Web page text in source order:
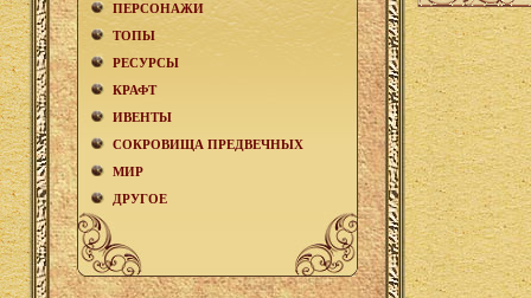
ПЕРСОНАЖИ
ТОПЫ
РЕСУРСЫ
КРАФТ
ИВЕНТЫ
СОКРОВИЩА ПРЕДВЕЧНЫХ
МИР
ДРУГОЕ